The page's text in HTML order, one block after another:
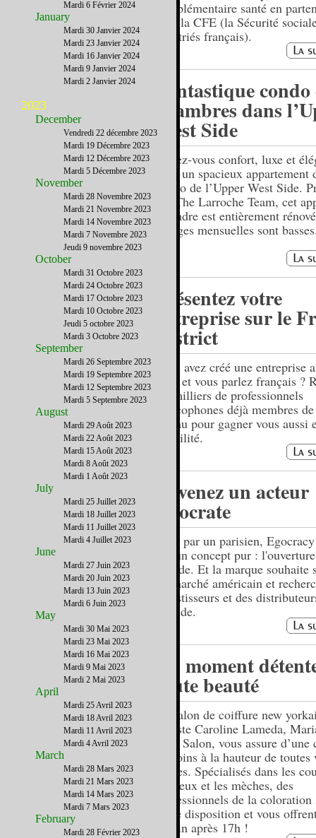
complémentaire santé en
avec la CFE (la Sécurité
expatriés français).
Fantastique
chambres dans
West Side
Offrez-vous confort, luxe et
dans un spacieux appartement
condo de l’Upper West Side.
par The Larroche Team, cet
à vendre est entièrement
charges mensuelles sont
Présentez votre
entreprise sur le
District
Vous avez créé une entreprise
Unis et vous parlez français ?
les milliers de professionnels
francophones déjà membres
réseau pour gagner vous aussi
visibilité.
Devenez un acteur
Egocrate
Créé par un parisien,
sur un concept pur :
monde. Et la marque souhaite
au marché américain et
investisseurs et des
Floride.
Un moment
toute beauté
Le salon de coiffure new
styliste Caroline Lameda,
Vera Salon, vous assure
de soins à la hauteur de toutes
envies. Spécialisés dans les
cheveux et les mèches, des
professionnels de la
votre disposition et vous
de vin après 17h !
Mardi 6 Février 2024
January
Mardi 30 Janvier 2024
Mardi 23 Janvier 2024
Mardi 16 Janvier 2024
Mardi 9 Janvier 2024
Mardi 2 Janvier 2024
2023
December
Vendredi 22 décembre 2023
Mardi 19 Décembre 2023
Mardi 12 Décembre 2023
Mardi 5 Décembre 2023
November
Mardi 28 Novembre 2023
Mardi 21 Novembre 2023
Mardi 14 Novembre 2023
Mardi 7 Novembre 2023
Jeudi 9 novembre 2023
October
Mardi 31 Octobre 2023
Mardi 24 Octobre 2023
Mardi 17 Octobre 2023
Mardi 10 Octobre 2023
Jeudi 5 octobre 2023
Mardi 3 Octobre 2023
September
Mardi 26 Septembre 2023
Mardi 19 Septembre 2023
Mardi 12 Septembre 2023
Mardi 5 Septembre 2023
August
Mardi 29 Août 2023
Mardi 22 Août 2023
Mardi 15 Août 2023
Mardi 8 Août 2023
Mardi 1 Août 2023
July
Mardi 25 Juillet 2023
Mardi 18 Juillet 2023
Mardi 11 Juillet 2023
Mardi 4 Juillet 2023
June
Mardi 27 Juin 2023
Mardi 20 Juin 2023
Mardi 13 Juin 2023
Mardi 6 Juin 2023
May
Mardi 30 Mai 2023
Mardi 23 Mai 2023
Mardi 16 Mai 2023
Mardi 9 Mai 2023
Mardi 2 Mai 2023
April
Mardi 25 Avril 2023
Mardi 18 Avril 2023
Mardi 11 Avril 2023
Mardi 4 Avril 2023
March
Mardi 28 Mars 2023
Mardi 21 Mars 2023
Mardi 14 Mars 2023
Mardi 7 Mars 2023
February
Mardi 28 Février 2023